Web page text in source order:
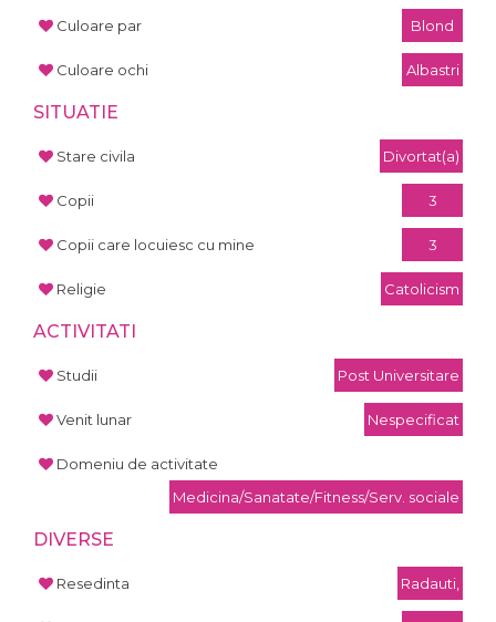
Culoare par Blond
Culoare ochi Albastri
SITUATIE
Stare civila Divortat(a)
Copii 3
Copii care locuiesc cu mine 3
Religie Catolicism
ACTIVITATI
Studii Post Universitare
Venit lunar Nespecificat
Domeniu de activitate
Medicina/Sanatate/Fitness/Serv. sociale
DIVERSE
Resedinta Radauti,